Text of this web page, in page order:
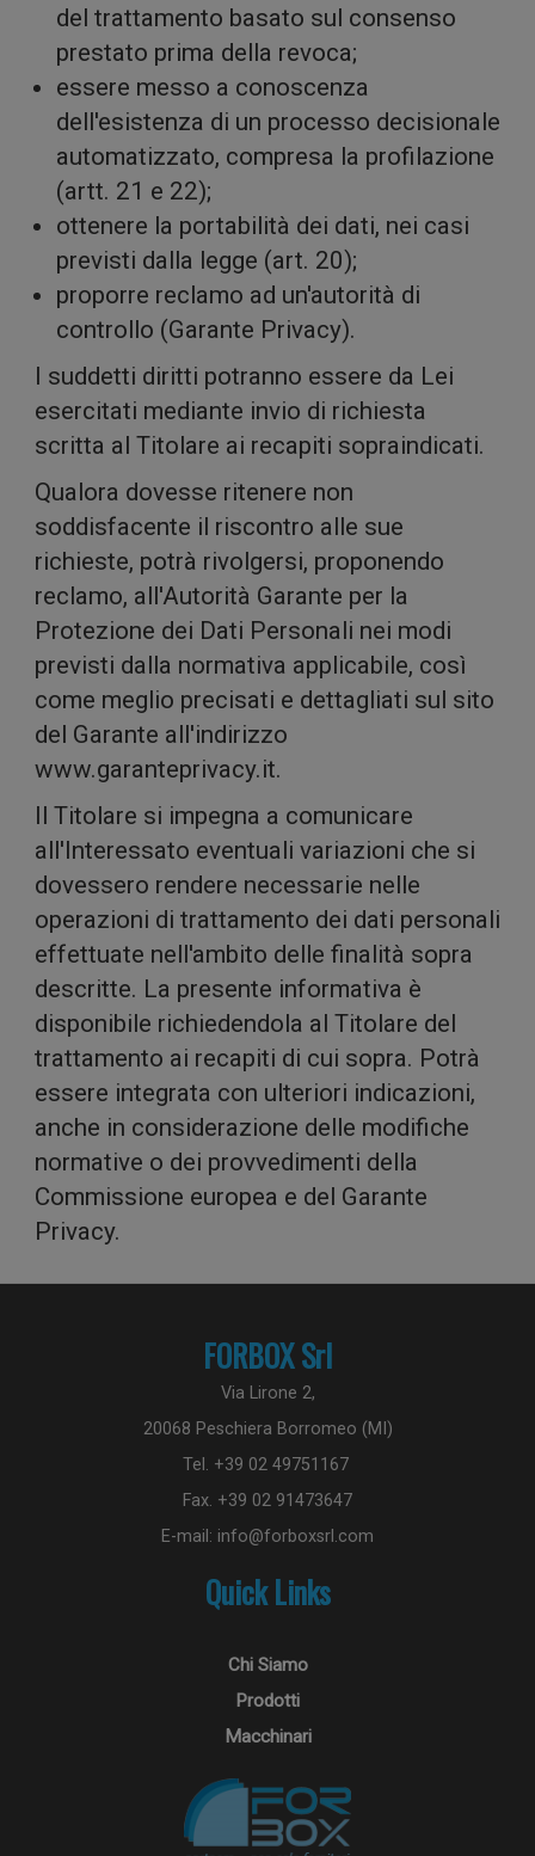
del trattamento basato sul consenso
prestato prima della revoca;
essere messo a conoscenza
dell'esistenza di un processo decisionale
automatizzato, compresa la profilazione
(artt. 21 e 22);
ottenere la portabilità dei dati, nei casi
previsti dalla legge (art. 20);
proporre reclamo ad un'autorità di
controllo (Garante Privacy).
I suddetti diritti potranno essere da Lei
esercitati mediante invio di richiesta
scritta al Titolare ai recapiti sopraindicati.
Qualora dovesse ritenere non
soddisfacente il riscontro alle sue
richieste, potrà rivolgersi, proponendo
reclamo, all'Autorità Garante per la
Protezione dei Dati Personali nei modi
previsti dalla normativa applicabile, così
come meglio precisati e dettagliati sul sito
del Garante all'indirizzo
www.garanteprivacy.it.
Il Titolare si impegna a comunicare
all'Interessato eventuali variazioni che si
dovessero rendere necessarie nelle
operazioni di trattamento dei dati personali
effettuate nell'ambito delle finalità sopra
descritte. La presente informativa è
disponibile richiedendola al Titolare del
trattamento ai recapiti di cui sopra. Potrà
essere integrata con ulteriori indicazioni,
anche in considerazione delle modifiche
normative o dei provvedimenti della
Commissione europea e del Garante
Privacy.
e
il